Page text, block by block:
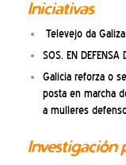
Iniciativas
Televejo da Galiza
SOS, EN
Galicia reforza o
posta en marcha
a mulleres
Investigación